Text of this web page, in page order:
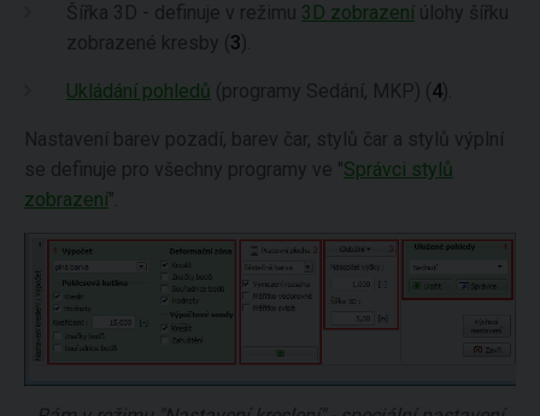
Šířka 3D - definuje v režimu 3D zobrazení úlohy šířku
zobrazené kresby ( 3).
Ukládání pohledů (programy Sedání, MKP) ( 4).
Nastavení barev pozadí, barev čar, stylů čar a stylů výplní
se definuje pro všechny programy ve "Správci stylů
zobrazení".